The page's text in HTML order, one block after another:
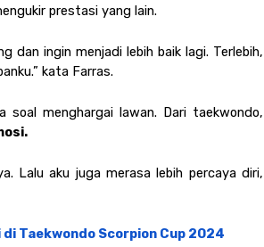
prestasi yang lain.
dan ingin menjadi lebih baik lagi. Terlebih,
kata Farras.
menghargai lawan. Dari taekwondo,
Lalu aku juga merasa lebih percaya diri,
di Taekwondo Scorpion Cup 2024